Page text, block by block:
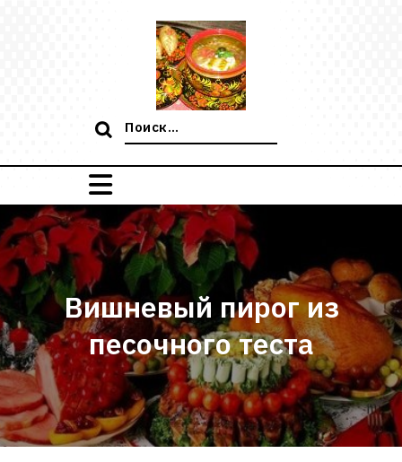
Поиск:
Вишневый пирог из
песочного теста